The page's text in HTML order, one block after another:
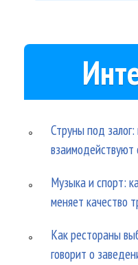
Струны под
Музыка и спорт:
меняет качество
Как рестораны
говорит о